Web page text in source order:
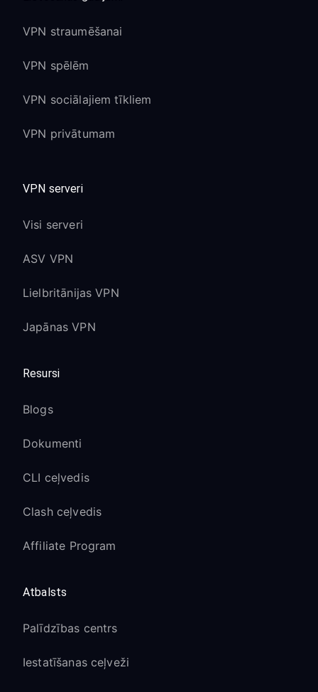
VPN straumēšanai
VPN spēlēm
VPN sociālajiem tīkliem
VPN privātumam
VPN serveri
Visi serveri
ASV VPN
Lielbritānijas VPN
Japānas VPN
Resursi
Blogs
Dokumenti
CLI ceļvedis
Clash ceļvedis
Affiliate Program
Atbalsts
Palīdzības centrs
Iestatīšanas ceļveži